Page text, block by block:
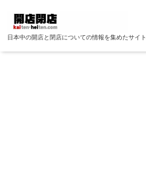
日本中の開店と閉店についての情報を集めたサイト